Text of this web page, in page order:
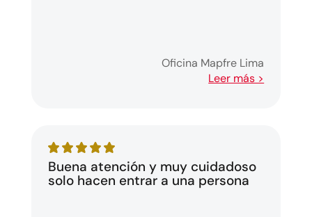
Oficina Mapfre Lima
Leer más >
Buena atención y muy cuidadoso
solo hacen entrar a una persona